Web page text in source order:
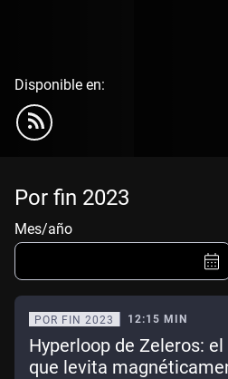
Disponible en:
Por fin 2023
Mes/año
Ene Feb
POR FIN 2023 12:15 MIN
Hyperloop de Zeleros:
que levita